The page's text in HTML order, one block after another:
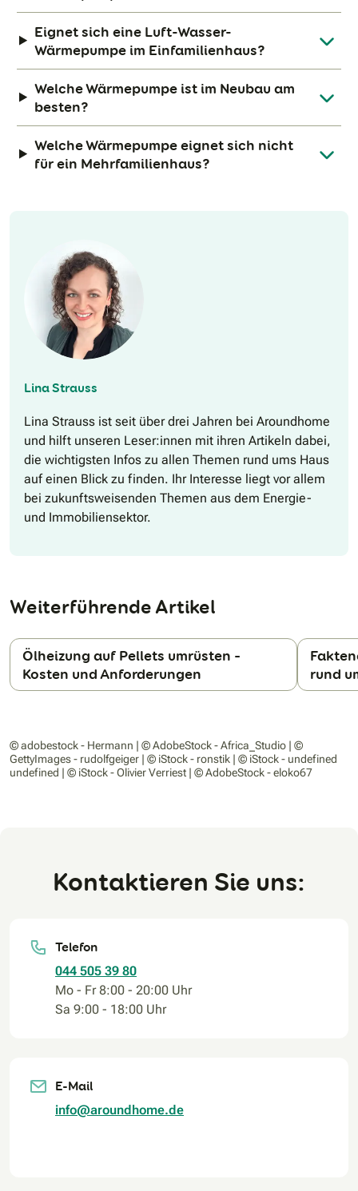
Eignet sich eine Luft-Wasser-
Wärmepumpe im Einfamilienhaus?
Welche Wärmepumpe ist im Neubau am
besten?
Welche Wärmepumpe eignet sich nicht
für ein Mehrfamilienhaus?
Lina Strauss
Lina Strauss ist seit über drei Jahren bei Aroundhome
und hilft unseren Leser:innen mit ihren Artikeln dabei,
die wichtigsten Infos zu allen Themen rund ums Haus
auf einen Blick zu finden. Ihr Interesse liegt vor allem
bei zukunftsweisenden Themen aus dem Energie-
und Immobiliensektor.
Weiterführende Artikel
Ölheizung auf Pellets umrüsten –
Kosten und Anforderungen
rund
© adobestock - Hermann | © AdobeStock - Africa_Studio | ©
GettyImages - rudolfgeiger | © iStock - ronstik | © iStock - undefined
undefined | © iStock - Olivier Verriest | © AdobeStock - eloko67
Kontaktieren Sie uns:
Telefon
044 505 39 80
Mo - Fr 8:00 - 20:00 Uhr
Sa 9:00 - 18:00 Uhr
E-Mail
info@aroundhome.de